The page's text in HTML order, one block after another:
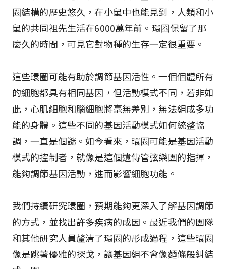
圈結構的歷史悠久，在小鼠中也能見到，人類和小
鼠的共同祖先生活在6000萬年前。環圈保留了那
麼久的時間，可見它對物種的生存一定很重要。
這些環圈可能有助於調節基因活性。一個個體所有
的細胞都具有相同基因，但活動模式不同，若非如
此，心肌細胞和腦細胞將毫無差別，無法組成多功
能的身體。這些不同的基因活動模式如何統整協
調，一直是個謎。如今看來，環圈可能是基因活動
模式的控制者，就像是這個遺傳管弦樂團的指揮，
能夠調節基因活動，進而影響細胞功能。
我們持續研究環圈，預期能夠更深入了解基因調節
的方式，並找出許多疾病的成因。最近我們的團隊
和其他研究人員釐清了環圈的形成過程，這些環圈
像是跳著優雅的探戈，讓基因組不會像麵條般糾結